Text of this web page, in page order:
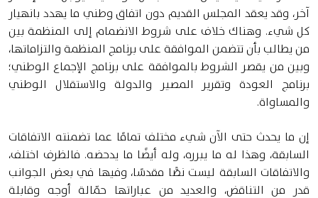
آخر، وقد يعقد المجلس القديم دون اتفاق وطني ما يهدد بانهيار
كل شيء. وهناك خلاف على شروط الانضمام إلى المنظمة بين
من يطالب بأن تتضمن الموافقة على برنامج المنظمة والتزاماتها،
وبين من يقصر الشروط بالموافقة على برنامج الإجماع الوطني؛
برنامج العودة وتقرير المصير والدولة والاستقلال الوطني
والمساواة.
إن ما يحدث حتى الآن شيء مختلف تمامًا عما تضمنته الاتفاقات
السابقة، وهذا له ما يبرره، وله أيضًا ما يدحضه. فالظرف اختلف،
والاتفاقات السابقة ليست نصًّا مقدسًا، وفيها في بعض الجوانب
قدر من التناقض، والعديد من عباراتها حمّالة أوجه وقابلة